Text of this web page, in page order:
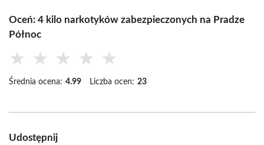
Oceń: 4 kilo narkotyków zabezpieczonych na Pradze
Północ
★ ★ ★ ★ ★
Średnia ocena: 4.99 Liczba ocen: 23
Udostępnij